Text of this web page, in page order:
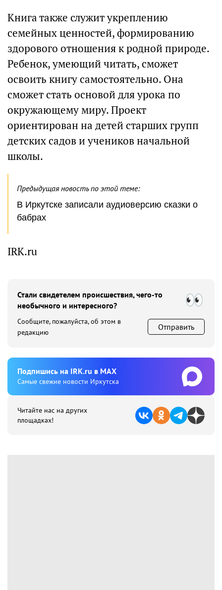
Книга также служит укреплению
семейных ценностей, формированию
здорового отношения к родной природе.
Ребенок, умеющий читать, сможет
освоить книгу самостоятельно. Она
сможет стать основой для урока по
окружающему миру. Проект
ориентирован на детей старших групп
детских садов и учеников начальной
школы.
Предыдущая новость по этой теме:
В Иркутске записали аудиоверсию сказки о
бабрах
IRK.ru
Стали свидетелем происшествия, чего-то
необычного и интересного?
Сообщите, пожалуйста, об этом в
редакцию
Отправить
Подпишиcь на IRK.ru в MAX
Cамые свежие новости Иркутска
Читайте нас на других
площадках!